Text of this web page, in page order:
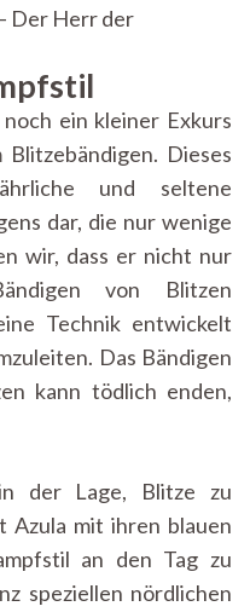
Der Herr der
ein kleiner Exkurs
Dieses
und seltene
dar, die nur wenige
wir, dass er nicht nur
von Blitzen
Technik entwickelt
Das Bändigen
kann tödlich enden,
der Lage, Blitze zu
Azula mit ihren blauen
an den Tag zu
speziellen nördlichen